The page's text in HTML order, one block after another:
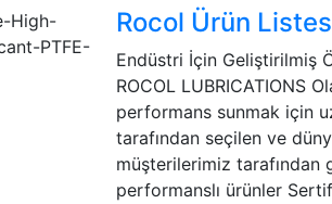
Rocol Ürün
Endüstri İçin Geliştirilmiş
ROCOL LUBRICATIONS
performans sunmak için
tarafından seçilen ve
müşterilerimiz tarafından
performanslı ürünler